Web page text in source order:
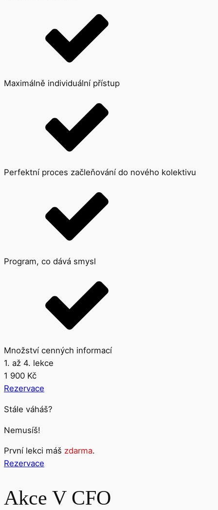
Maximálně individuální přístup
Perfektní proces začleňování do nového kolektivu
Program, co dává smysl
Množství cenných informací
1. až 4. lekce
1 900 Kč
Rezervace
Stále váháš?
Nemusíš!
První lekci máš zdarma.
Rezervace
Akce V CFO